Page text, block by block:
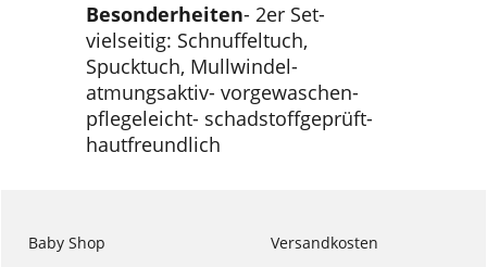
Besonderheiten- 2er Set-
vielseitig: Schnuffeltuch,
Spucktuch, Mullwindel-
atmungsaktiv- vorgewaschen-
pflegeleicht- schadstoffgeprüft-
hautfreundlich
Baby Shop
Versandkosten